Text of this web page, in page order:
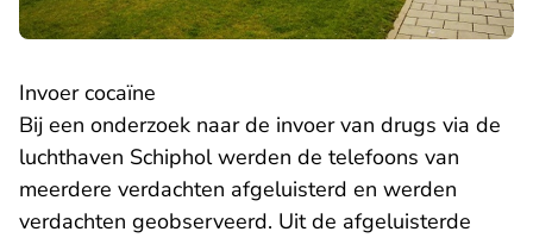
Invoer cocaïne
Bij een onderzoek naar de invoer van drugs via de
luchthaven Schiphol werden de telefoons van
meerdere verdachten afgeluisterd en werden
verdachten geobserveerd. Uit de afgeluisterde